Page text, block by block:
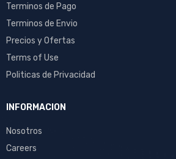
Terminos de Pago
Terminos de Envio
Precios y Ofertas
Terms of Use
Politicas de Privacidad
INFORMACION
Nosotros
Careers